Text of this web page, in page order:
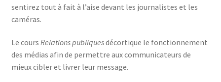
sentirez tout à fait à l’aise devant les journalistes et les
caméras.
Le cours Relations publiquesdécortique le fonctionnement
des médias afin de permettre aux communicateurs de
mieux cibler et livrer leur message.